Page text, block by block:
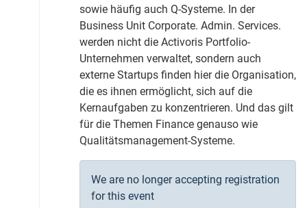
sowie häufig auch Q-Systeme. In der
Business Unit Corporate. Admin. Services.
werden nicht die Activoris Portfolio-
Unternehmen verwaltet, sondern auch
externe Startups finden hier die Organisation,
die es ihnen ermöglicht, sich auf die
Kernaufgaben zu konzentrieren. Und das gilt
für die Themen Finance genauso wie
Qualitätsmanagement-Systeme.
We are no longer accepting registration
for this event